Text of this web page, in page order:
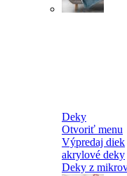
Deky
Otvoriť menu
Výpredaj diek
akrylové deky
Deky z